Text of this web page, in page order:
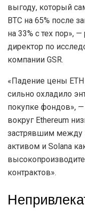
выгоду, который
BTC на 65% после
на 33% с тех пор»,
директор по
компании GSR.
«Падение цены ETH
сильно охладило
покупке фондов»,
вокруг Ethereum
застрявшим
активом и Solana
контрактов».